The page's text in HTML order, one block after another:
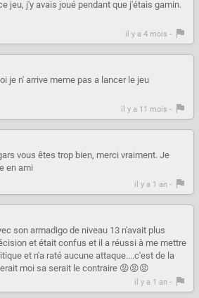
jeu, j'y avais joué pendant que j'étais gamin.
il y a 4 mois -
je n' arrive meme pas a lancer le jeu
il y a 11 mois -
vous êtes trop bien, merci vraiment. Je
en ami
il y a 1 an -
son armadigo de niveau 13 n'avait plus
et était confus et il a réussi à me mettre
et n'a raté aucune attaque....c'est de la
moi sa serait le contraire 😡😡😡
il y a 1 an -